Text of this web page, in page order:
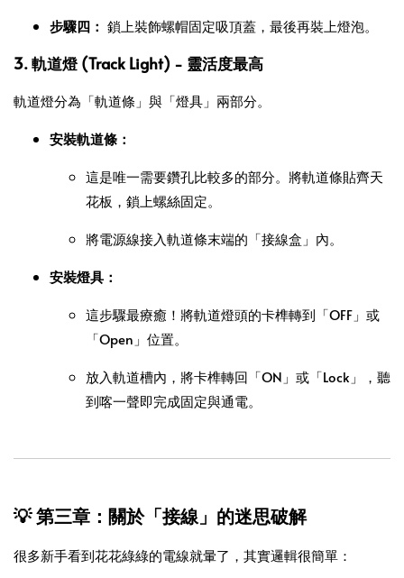
步驟四： 鎖上裝飾螺帽固定吸頂蓋，最後再裝上燈泡。
3. 軌道燈 (Track Light) - 靈活度最高
軌道燈分為「軌道條」與「燈具」兩部分。
安裝軌道條：
這是唯一需要鑽孔比較多的部分。將軌道條貼齊天
花板，鎖上螺絲固定。
將電源線接入軌道條末端的「接線盒」內。
安裝燈具：
這步驟最療癒！將軌道燈頭的卡榫轉到「OFF」或
「Open」位置。
放入軌道槽內，將卡榫轉回「ON」或「Lock」，聽
到喀一聲即完成固定與通電。
💡 第三章：關於「接線」的迷思破解
很多新手看到花花綠綠的電線就暈了，其實邏輯很簡單：